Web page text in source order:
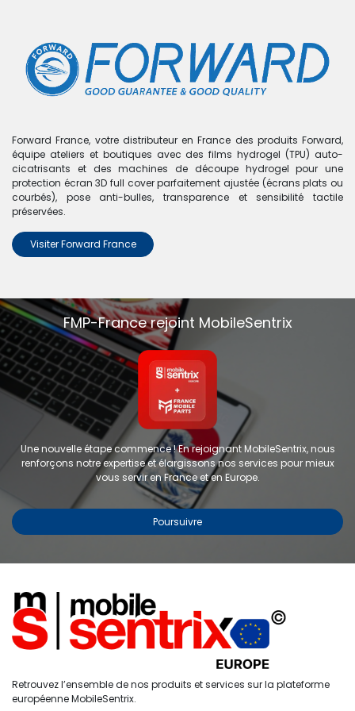
Étiquettes
Accueil Recherche
0
Compte
Boutique 0 articles trouvés.
Nous n'avons trouvé aucun
produit !
Aucun produit défini dans la catégorieNexus 5X.
Forward France, votre distributeur en France des produits Forward,
équipe ateliers et boutiques avec des films hydrogel (TPU) auto-
cicatrisants et des machines de découpe hydrogel pour une
protection écran 3D full cover parfaitement ajustée (écrans plats ou
courbés), pose anti-bulles, transparence et sensibilité tactile
préservées.
Visiter Forward France
FMP-France rejoint MobileSentrix
Une nouvelle étape commence ! En rejoignant MobileSentrix, nous
renforçons notre expertise et élargissons nos services pour mieux
vous servir en France et en Europe.
Poursuivre
Retrouvez l’ensemble de nos produits et services sur la plateforme
européenne MobileSentrix.
Copyright © 2024 FMP-France. Tous droits réservés